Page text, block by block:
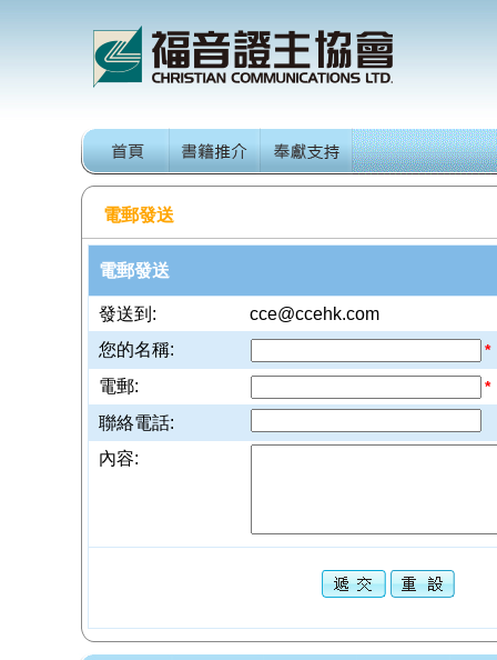
電郵發送
電郵發送
發送到:
cce@ccehk.com
您的名稱:
*
電郵: *
聯絡電話:
內容: